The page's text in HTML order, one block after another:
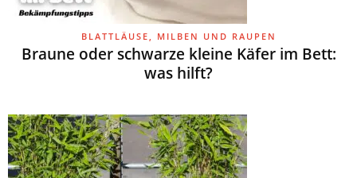
BLATTLÄUSE, MILBEN UND RAUPEN
Braune oder schwarze kleine Käfer im Bett:
was hilft?